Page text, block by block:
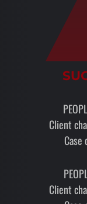
Client
Client